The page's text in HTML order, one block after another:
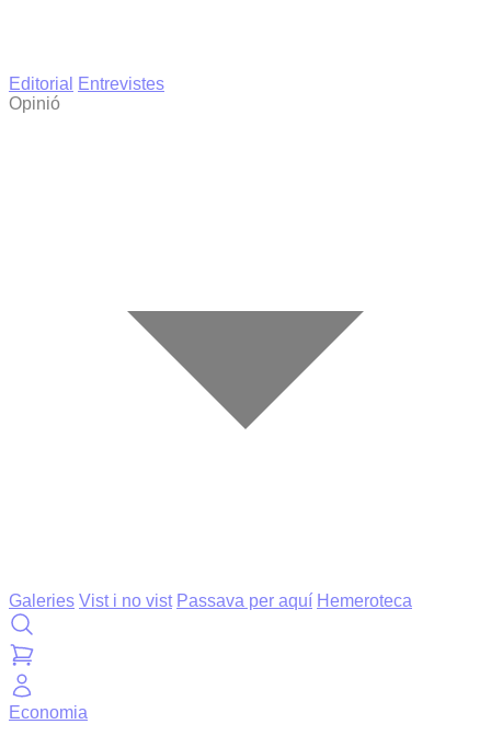
Editorial
Entrevistes
Opinió
Galeries Vist i no vist Passava per aquí Hemeroteca
Economia